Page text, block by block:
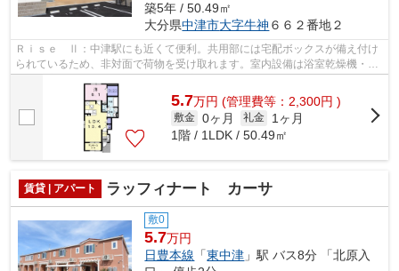
築5年 / 50.49㎡
大分県中津市大字牛神 ６６２番地２
Ｒｉｓｅ Ⅱ：中津駅にも近くて便利。共用部には宅配ボックスが備え付け
られているため、非対面で荷物を受け取れます。室内設備は浴室乾燥機・洗
5.7万円 (管理費等：2,300円 )
敷金 0ヶ月 礼金
1ヶ月
1階 / 1LDK / 50.49㎡
賃貸 | アパート ラッフィナート カーサ
敷0
5.7万円
日豊本線 「東中津 」駅 バス8分 「北原入